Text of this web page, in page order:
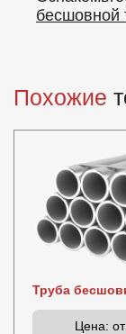
бесшовной
Похожие
Труба
Цена: